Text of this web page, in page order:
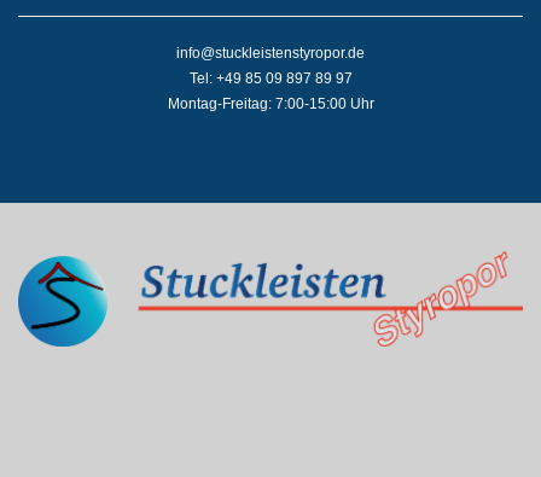
info@stuckleistenstyropor.de
Tel: +49 85 09 897 89 97
Montag-Freitag: 7:00-15:00 Uhr